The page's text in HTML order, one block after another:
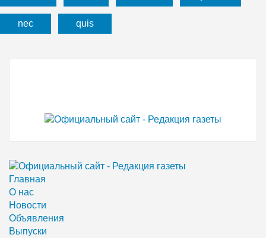
nec quis
Главная
О нас
Новости
Объявления
Выпуски